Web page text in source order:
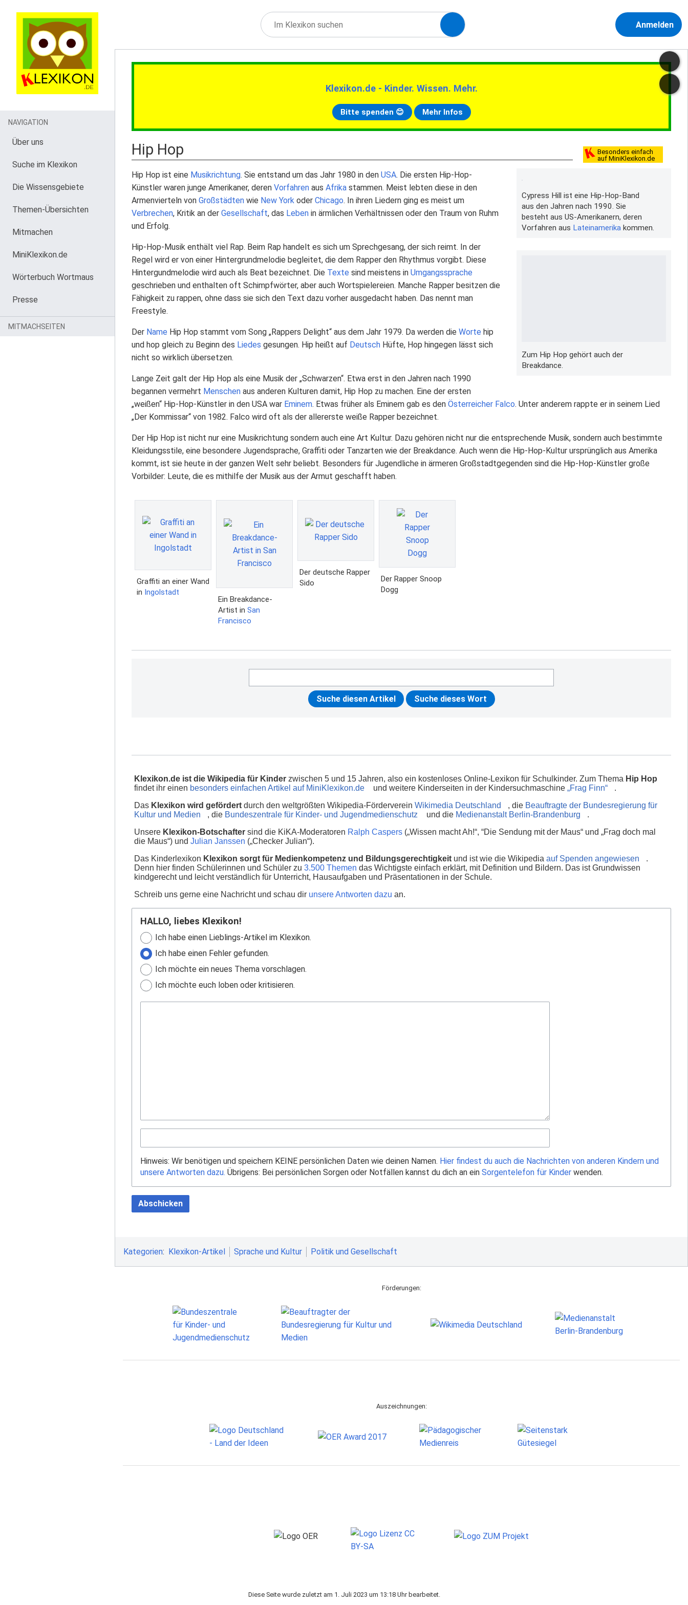
Anmelden
Klexikon.de - Kinder. Wissen. Mehr.
Bitte spenden 😊 Mehr Infos
Besonders einfach
auf MiniKlexikon.de
Hip Hop
Cypress Hill ist eine Hip-Hop-Band
aus den Jahren nach 1990. Sie
besteht aus US-Amerikanern, deren
Vorfahren aus Lateinamerikakommen.
Zum Hip Hop gehört auch der
Breakdance.
Hip Hop ist eine Musikrichtung. Sie entstand um das Jahr 1980 in den USA. Die ersten Hip-Hop-
Künstler waren junge Amerikaner, deren Vorfahren aus Afrika stammen. Meist lebten diese in den
Armenvierteln von Großstädten wie New York oder Chicago. In ihren Liedern ging es meist um
Verbrechen, Kritik an der Gesellschaft, das Leben in ärmlichen Verhältnissen oder den Traum von Ruhm
und Erfolg.
Hip-Hop-Musik enthält viel Rap. Beim Rap handelt es sich um Sprechgesang, der sich reimt. In der
Regel wird er von einer Hintergrundmelodie begleitet, die dem Rapper den Rhythmus vorgibt. Diese
Hintergundmelodie wird auch als Beat bezeichnet. Die Texte sind meistens in Umgangssprache
geschrieben und enthalten oft Schimpfwörter, aber auch Wortspielereien. Manche Rapper besitzen die
Fähigkeit zu rappen, ohne dass sie sich den Text dazu vorher ausgedacht haben. Das nennt man
Freestyle.
Der Name Hip Hop stammt vom Song „Rappers Delight“ aus dem Jahr 1979. Da werden die Worte hip
und hop gleich zu Beginn des Liedes gesungen. Hip heißt auf Deutsch Hüfte, Hop hingegen lässt sich
nicht so wirklich übersetzen.
Lange Zeit galt der Hip Hop als eine Musik der „Schwarzen“. Etwa erst in den Jahren nach 1990
begannen vermehrt Menschen aus anderen Kulturen damit, Hip Hop zu machen. Eine der ersten
„weißen“ Hip-Hop-Künstler in den USA war Eminem. Etwas früher als Eminem gab es den Österreicher Falco. Unter anderem rappte er in seinem Lied
„Der Kommissar“ von 1982. Falco wird oft als der allererste weiße Rapper bezeichnet.
Der Hip Hop ist nicht nur eine Musikrichtung sondern auch eine Art Kultur. Dazu gehören nicht nur die entsprechende Musik, sondern auch bestimmte
Kleidungsstile, eine besondere Jugendsprache, Graffiti oder Tanzarten wie der Breakdance. Auch wenn die Hip-Hop-Kultur ursprünglich aus Amerika
kommt, ist sie heute in der ganzen Welt sehr beliebt. Besonders für Jugendliche in ärmeren Großstadtgegenden sind die Hip-Hop-Künstler große
Vorbilder: Leute, die es mithilfe der Musik aus der Armut geschafft haben.
Graffiti an einer Wand
in Ingolstadt
Ein Breakdance-
Artist in San
Francisco
Der deutsche Rapper
Sido
Der Rapper Snoop
Dogg
Klexikon.de ist die Wikipedia für Kinder zwischen 5 und 15 Jahren, also ein kostenloses Online-Lexikon für Schulkinder. Zum Thema Hip Hop
findet ihr einen besonders einfachen Artikel auf MiniKlexikon.de und weitere Kinderseiten in der Kindersuchmaschine „Frag Finn“
.
Das Klexikon wird gefördert durch den weltgrößten Wikipedia-Förderverein Wikimedia Deutschland , die Beauftragte der Bundesregierung für
Kultur und Medien
, die Bundeszentrale für Kinder- und Jugendmedienschutz und die Medienanstalt Berlin-Brandenburg
.
Unsere Klexikon-Botschafter sind die KiKA-Moderatoren Ralph Caspers („Wissen macht Ah!“, “Die Sendung mit der Maus“ und „Frag doch mal
die Maus“) und Julian Janssen („Checker Julian“).
Das Kinderlexikon Klexikon sorgt für Medienkompetenz und Bildungsgerechtigkeit und ist wie die Wikipedia auf Spenden angewiesen
.
Denn hier finden Schülerinnen und Schüler zu 3.500 Themen das Wichtigste einfach erklärt, mit Definition und Bildern. Das ist Grundwissen
kindgerecht und leicht verständlich für Unterricht, Hausaufgaben und Präsentationen in der Schule.
Schreib uns gerne eine Nachricht und schau dir unsere Antworten dazu an.
HALLO, liebes Klexikon!
Ich habe einen Lieblings-Artikel im Klexikon.
Ich habe einen Fehler gefunden.
Ich möchte ein neues Thema vorschlagen.
Ich möchte euch loben oder kritisieren.
Hinweis: Wir benötigen und speichern KEINE persönlichen Daten wie deinen Namen. Hier findest du auch die Nachrichten von anderen Kindern und
unsere Antworten dazu. Übrigens: Bei persönlichen Sorgen oder Notfällen kannst du dich an ein Sorgentelefon für Kinder wenden.
Abschicken
Kategorien: Klexikon-Artikel Sprache und Kultur Politik und Gesellschaft
NAVIGATION
Über uns
Suche im Klexikon
Die Wissensgebiete
Themen-Übersichten
Mitmachen
MiniKlexikon.de
Wörterbuch Wortmaus
Presse
MITMACHSEITEN
Förderungen:
Auszeichnungen:
Diese Seite wurde zuletzt am 1. Juli 2023 um 13:18 Uhr bearbeitet.